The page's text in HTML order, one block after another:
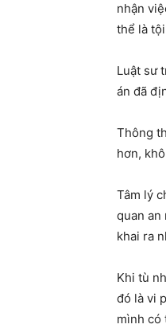
nhận
thể là
Luật sư
án đã
Thông
hơn,
Tâm lý
quan an
khai ra
Khi tù
đó là vi
mình có